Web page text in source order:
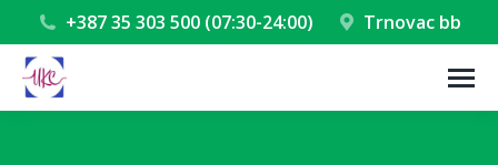
+387 35 303 500 (07:30-24:00) Trnovac bb